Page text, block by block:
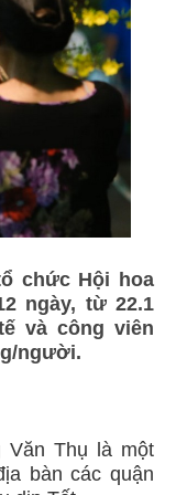
chức Hội hoa
ngày, từ 22.1
và công viên
người.
Văn Thụ là một
bàn các quận